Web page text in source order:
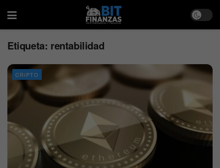
Etiqueta: rentabilidad
CRIPTO